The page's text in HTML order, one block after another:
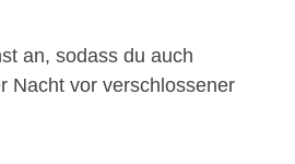
an, sodass du auch
Nacht vor verschlossener